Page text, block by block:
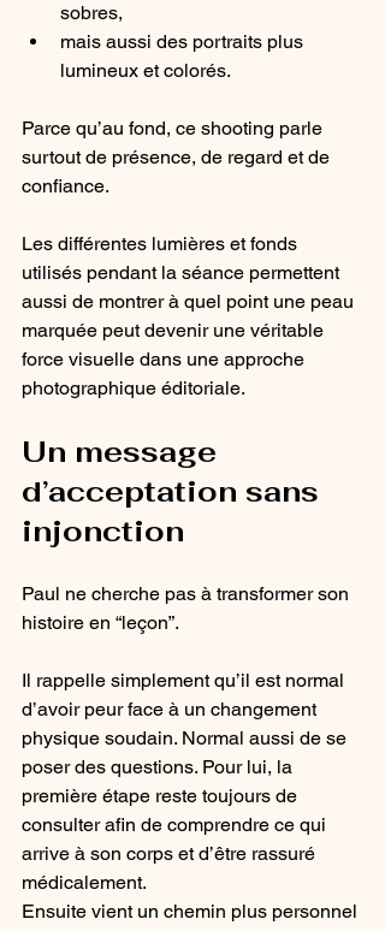
sobres,
mais aussi des portraits plus
lumineux et colorés.
Parce qu’au fond, ce shooting parle
surtout de présence, de regard et de
confiance.
Les différentes lumières et fonds
utilisés pendant la séance permettent
aussi de montrer à quel point une peau
marquée peut devenir une véritable
force visuelle dans une approche
photographique éditoriale.
Un message
d’acceptation sans
injonction
Paul ne cherche pas à transformer son
histoire en “leçon”.
Il rappelle simplement qu’il est normal
d’avoir peur face à un changement
physique soudain. Normal aussi de se
poser des questions. Pour lui, la
première étape reste toujours de
consulter afin de comprendre ce qui
arrive à son corps et d’être rassuré
médicalement.
Ensuite vient un chemin plus personnel